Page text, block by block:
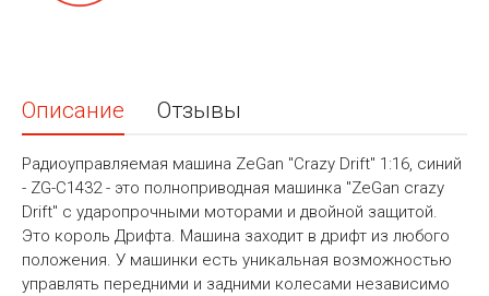
Описание Отзывы
Радиоуправляемая машина ZeGan "Сrazy Drift" 1:16, синий
- ZG-C1432 - это полноприводная машинка "ZeGan crazy
Drift" c ударопрочными моторами и двойной защитой.
Это король Дрифта. Машина заходит в дрифт из любого
положения. У машинки есть уникальная возможностью
управлять передними и задними колесами независимо